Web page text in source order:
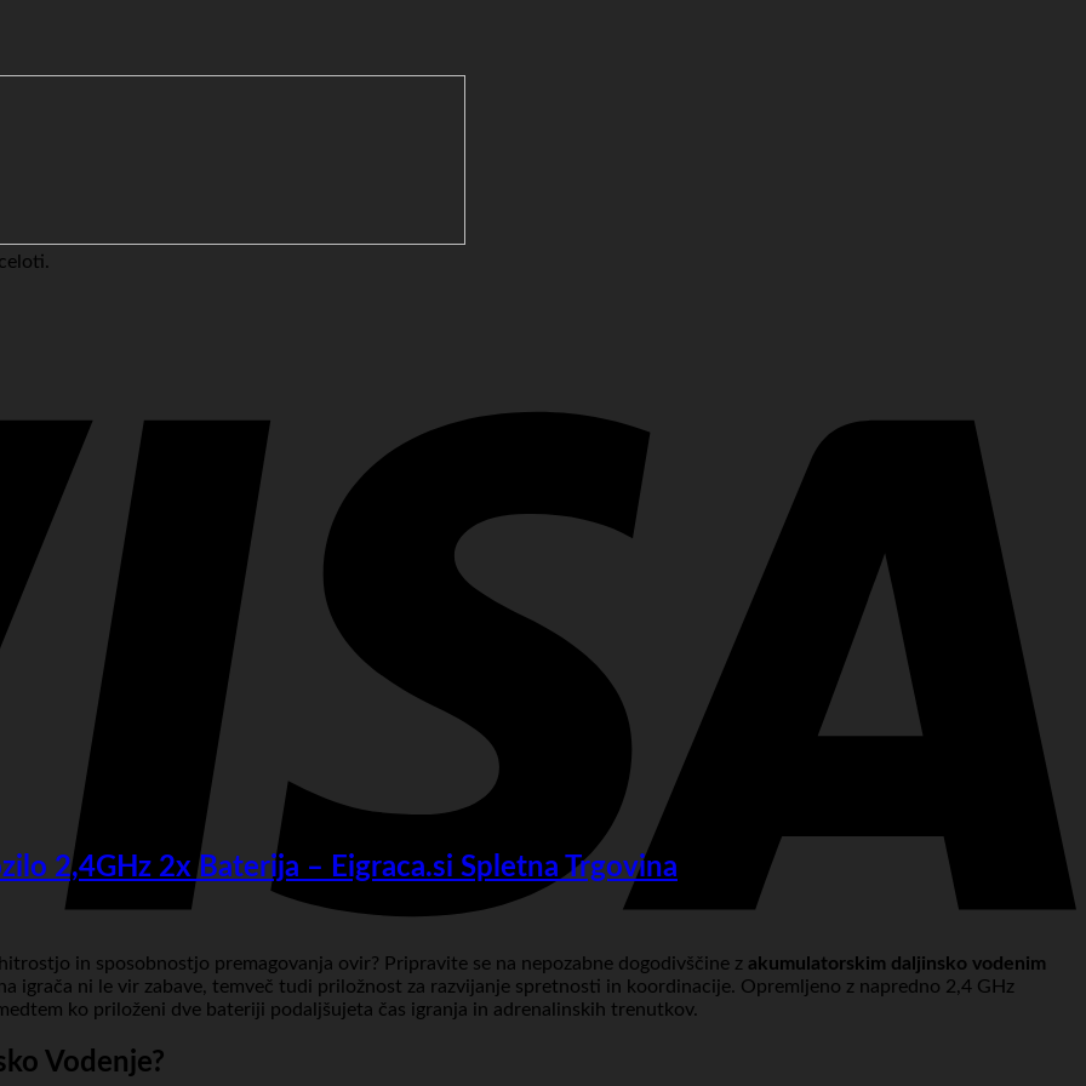
2,4GHz 2x Baterija – Eigraca.si Spletna Trgovina
in sposobnostjo premagovanja ovir? Pripravite se na nepozabne dogodivščine z akumulatorskim daljinsko vodenim
igrača ni le vir zabave, temveč tudi priložnost za razvijanje spretnosti in koordinacije. Opremljeno z napredno 2,4 GHz
ko priloženi dve bateriji podaljšujeta čas igranja in adrenalinskih trenutkov.
Vodenje?